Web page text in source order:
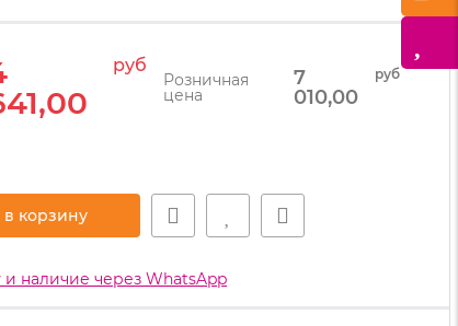
руб
Розничная
цена
7
010,00
руб
в корзину
и наличие через WhatsApp